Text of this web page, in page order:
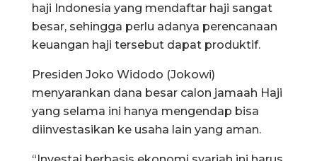
haji Indonesia yang mendaftar haji sangat
besar, sehingga perlu adanya perencanaan
keuangan haji tersebut dapat produktif.
Presiden Joko Widodo (Jokowi)
menyarankan dana besar calon jamaah Haji
yang selama ini hanya mengendap bisa
diinvestasikan ke usaha lain yang aman.